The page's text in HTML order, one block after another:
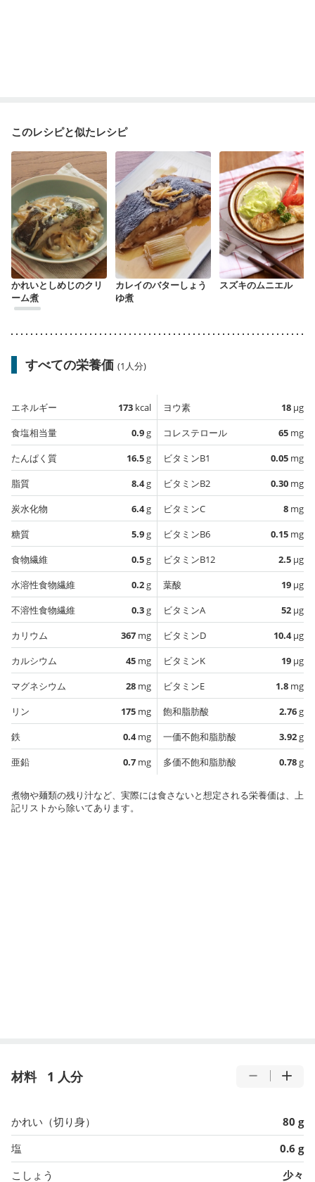
このレシピと似たレシピ
かれいとしめじのクリ
ーム煮
カレイのバターしょう
ゆ煮
スズキのムニエル
すべての栄養価 (1人分)
エネルギー 173 kcal
食塩相当量
0.9g
たんぱく質
16.5g
脂質
8.4g
炭水化物
6.4g
糖質
5.9g
食物繊維
0.5g
水溶性食物繊維
0.2g
不溶性食物繊維
0.3g
カリウム
367 mg
カルシウム
45 mg
マグネシウム
28 mg
リン
175 mg
鉄
0.4mg
亜鉛
0.7 mg
ヨウ素 18 µg
コレステロール
65 mg
ビタミンB1
0.05 mg
ビタミンB2
0.30 mg
ビタミンC
8 mg
ビタミンB6
0.15 mg
ビタミンB12
2.5 µg
葉酸
19 µg
ビタミンA
52 µg
ビタミンD
10.4µg
ビタミンK
19 µg
ビタミンE
1.8 mg
飽和脂肪酸
2.76g
一価不飽和脂肪酸
3.92g
多価不飽和脂肪酸
0.78g
煮物や麺類の残り汁など、実際には食さないと想定される栄養価は、上
記リストから除いてあります。
材料 1 人分
かれい（切り身）
80 g
塩
0.6 g
こしょう
少々